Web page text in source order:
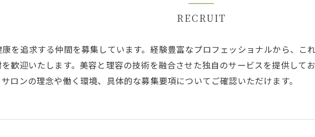
RECRUIT
を追求する仲間を募集しています。経験豊富なプロフェッショナルから、こ
歓迎いたします。美容と理容の技術を融合させた独自のサービスを提供して
ロンの理念や働く環境、具体的な募集要項についてご確認いただけます。